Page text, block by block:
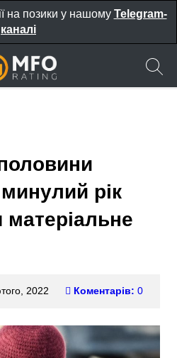
на позики у нашому Telegram-
каналі
минулий рік
матеріальне
2022 Коментарів: 0